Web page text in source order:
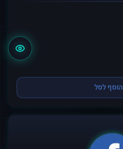
הוסף לסל